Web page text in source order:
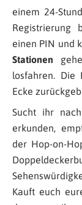
einem 24-
Registrierung
einen PIN und
Stationen
losfahren. Die
Ecke
Sucht ihr
erkunden,
der Hop-on-
Kauft euch